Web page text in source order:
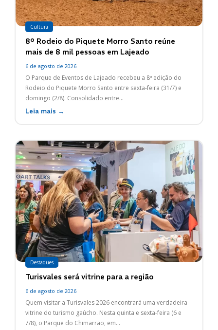
Cultura
8º Rodeio do Piquete Morro Santo reúne
mais de 8 mil pessoas em Lajeado
6 de agosto de 2026
O Parque de Eventos de Lajeado recebeu a 8ª edição do
Rodeio do Piquete Morro Santo entre sexta-feira (31/7) e
domingo (2/8). Consolidado entre...
Leia mais →
Destaques
Turisvales será vitrine para a região
6 de agosto de 2026
Quem visitar a Turisvales 2026 encontrará uma verdadeira
vitrine do turismo gaúcho. Nesta quinta e sexta-feira (6 e
7/8), o Parque do Chimarrão, em...